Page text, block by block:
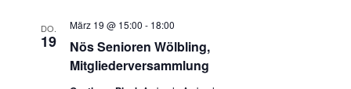
DO.
19
Nös Senioren Wölbling,
Mitgliederversammlung
März 19 @ 15:00 - 18:00